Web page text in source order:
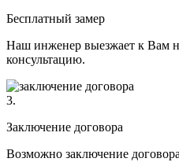
Бесплатный замер
Наш инженер выезжает к Вам
консультацию.
3.
Заключение договора
Возможно заключение